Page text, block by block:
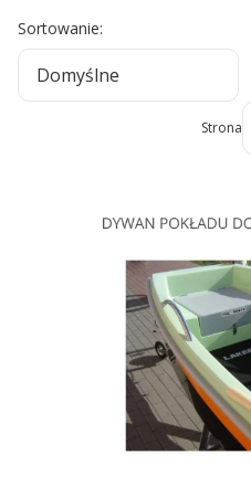
Lista produktów
Sortowanie:
Domyślne
Strona